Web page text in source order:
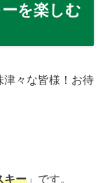
を楽しむ
津々な皆様！お待
キー 」です。